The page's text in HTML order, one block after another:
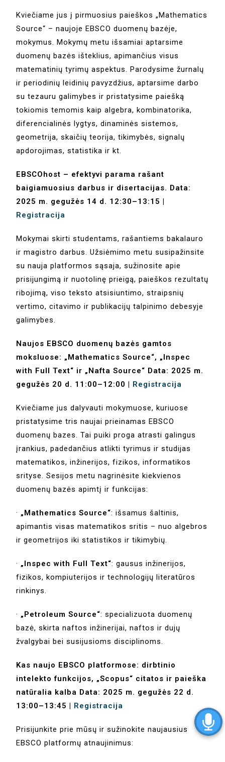
Kviečiame jus į pirmuosius paieškos „Mathematics
Source“ – naujoje EBSCO duomenų bazėje,
mokymus. Mokymų metu išsamiai aptarsime
duomenų bazės išteklius, apimančius visus
matematinių tyrimų aspektus. Parodysime žurnalų
ir periodinių leidinių pavyzdžius, aptarsime darbo
su tezauru galimybes ir pristatysime paiešką
tokiomis temomis kaip algebra, kombinatorika,
diferencialinės lygtys, dinaminės sistemos,
geometrija, skaičių teorija, tikimybės, signalų
apdorojimas, statistika ir kt.
EBSCOhost – efektyvi parama rašant
baigiamuosius darbus ir disertacijas. Data:
2025 m. gegužės 14 d. 12:30–13:15 |
Registracija
Mokymai skirti studentams, rašantiems bakalauro
ir magistro darbus. Užsiėmimo metu susipažinsite
su nauja platformos sąsaja, sužinosite apie
prisijungimą ir nuotolinę prieigą, paieškos rezultatų
ribojimą, viso teksto atsisiuntimo, straipsnių
vertimo, citavimo ir publikacijų talpinimo debesyje
galimybes.
Naujos EBSCO duomenų bazės gamtos
moksluose: „Mathematics Source“, „Inspec
with Full Text“ ir „Nafta Source“ Data: 2025 m.
gegužės 20 d. 11:00–12:00 | Registracija
Kviečiame jus dalyvauti mokymuose, kuriuose
pristatysime tris naujai prieinamas EBSCO
duomenų bazes. Tai puiki proga atrasti galingus
įrankius, padedančius atlikti tyrimus ir studijas
matematikos, inžinerijos, fizikos, informatikos
srityse. Sesijos metu nagrinėsite kiekvienos
duomenų bazės apimtį ir funkcijas:
· „Mathematics Source“: išsamus šaltinis,
apimantis visas matematikos sritis – nuo algebros
ir geometrijos iki statistikos ir tikimybių.
· „Inspec with Full Text“: gausus inžinerijos,
fizikos, kompiuterijos ir technologijų literatūros
rinkinys.
· „Petroleum Source“: specializuota duomenų
bazė, skirta naftos inžinerijai, naftos ir dujų
žvalgybai bei susijusioms disciplinoms.
Kas naujo EBSCO platformose: dirbtinio
intelekto funkcijos, „Scopus“ citatos ir paieška
natūralia kalba Data: 2025 m. gegužės 22 d.
13:00–13:45 | Registracija
Prisijunkite prie mūsų ir sužinokite naujausius
EBSCO platformų atnaujinimus: